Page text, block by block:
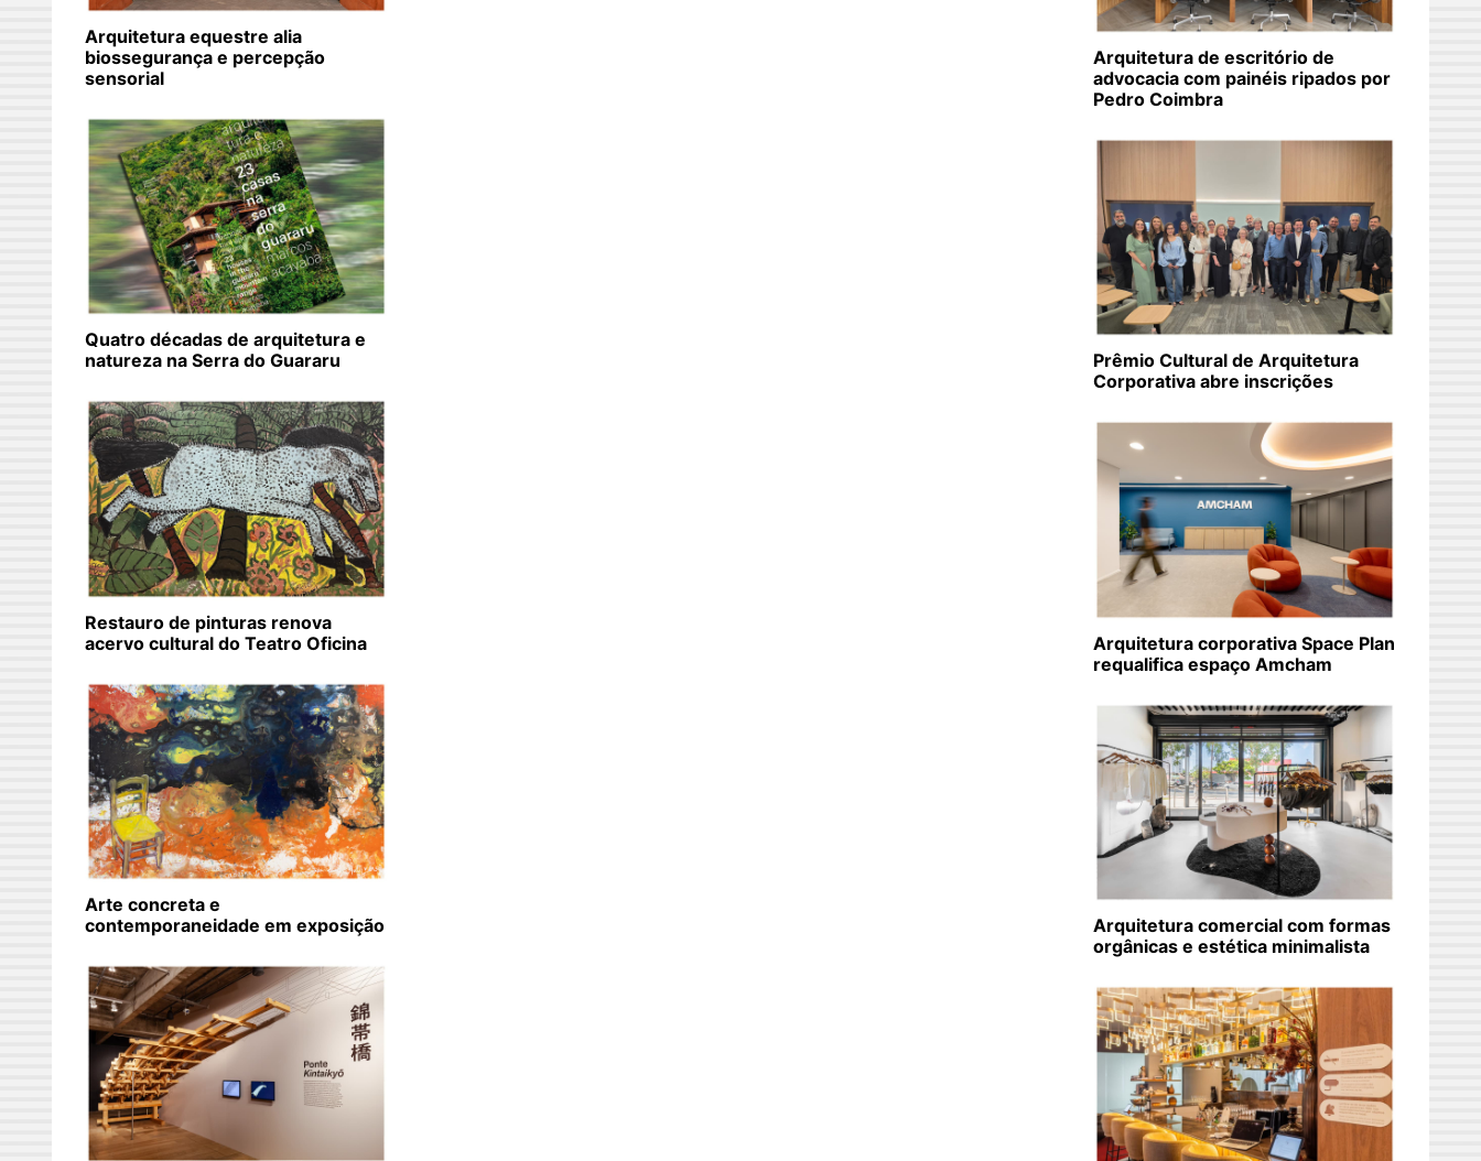
Arquitetura equestre alia
biossegurança e percepção
sensorial
Quatro décadas de arquitetura e
natureza na Serra do Guararu
Restauro de pinturas renova
acervo cultural do Teatro Oficina
Arte concreta e
contemporaneidade em exposição
Arquitetura de escritório de
advocacia com painéis ripados por
Pedro Coimbra
Prêmio Cultural de Arquitetura
Corporativa abre inscrições
Arquitetura corporativa Space Plan
requalifica espaço Amcham
Arquitetura comercial com formas
orgânicas e estética minimalista